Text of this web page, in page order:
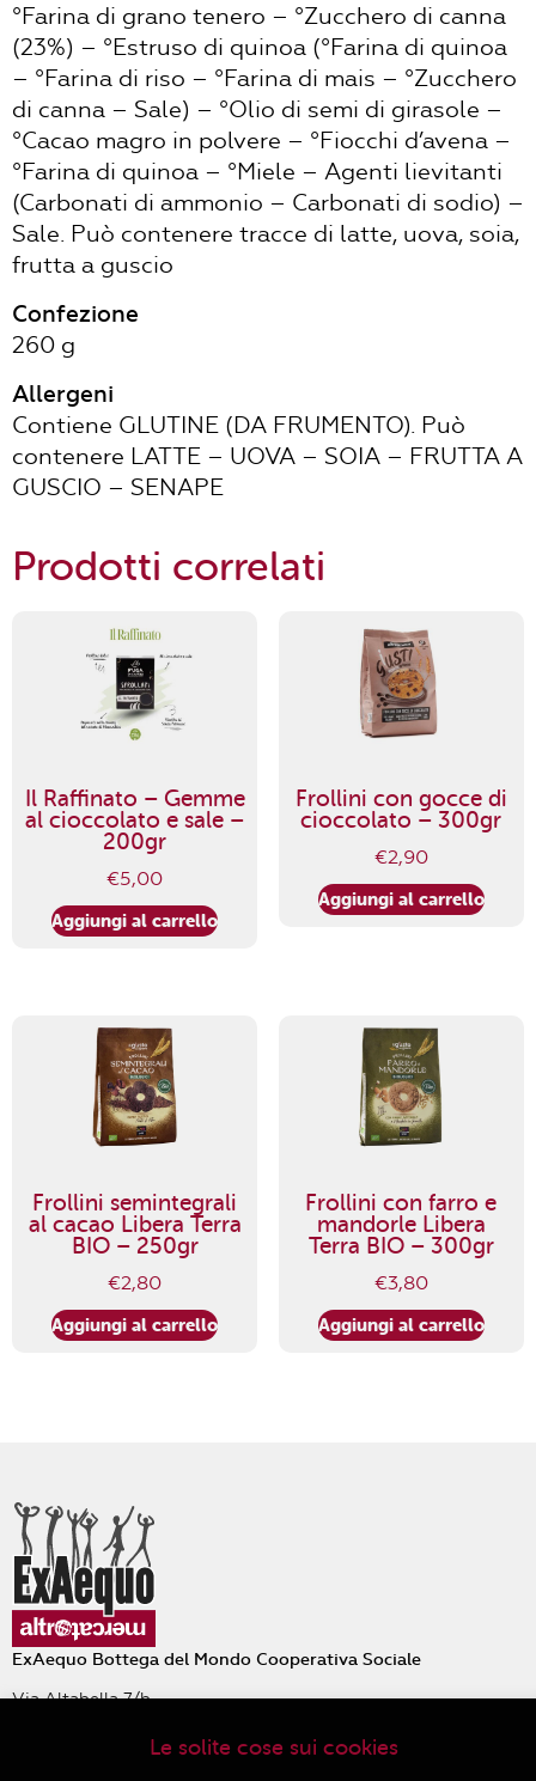
°Farina di grano tenero – °Zucchero di canna
(23%) – °Estruso di quinoa (°Farina di quinoa
– °Farina di riso – °Farina di mais – °Zucchero
di canna – Sale) – °Olio di semi di girasole –
°Cacao magro in polvere – °Fiocchi d’avena –
°Farina di quinoa – °Miele – Agenti lievitanti
(Carbonati di ammonio – Carbonati di sodio) –
Sale. Può contenere tracce di latte, uova, soia,
frutta a guscio
Confezione
260 g
Allergeni
Contiene GLUTINE (DA FRUMENTO). Può
contenere LATTE – UOVA – SOIA – FRUTTA A
GUSCIO – SENAPE
Prodotti correlati
Il Raffinato – Gemme
al cioccolato e sale –
200gr
€5,00
Aggiungi al carrello
Frollini con gocce di
cioccolato – 300gr
€2,90
Aggiungi al carrello
Frollini semintegrali
al cacao Libera Terra
BIO – 250gr
€2,80
Aggiungi al carrello
Frollini con farro e
mandorle Libera
Terra BIO – 300gr
€3,80
Aggiungi al carrello
ExAequo Bottega del Mondo Cooperativa Sociale
Via Altabella 7/b
Le solite cose sui cookies